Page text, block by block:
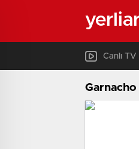
Canlı TV